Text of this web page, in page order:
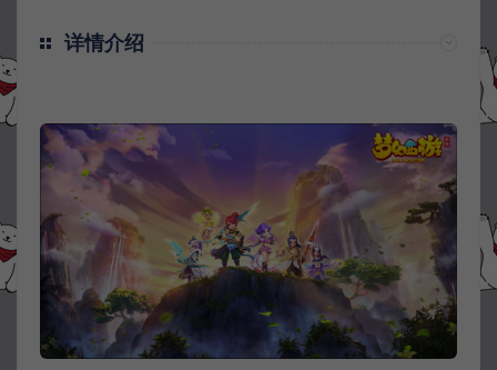
详情介绍